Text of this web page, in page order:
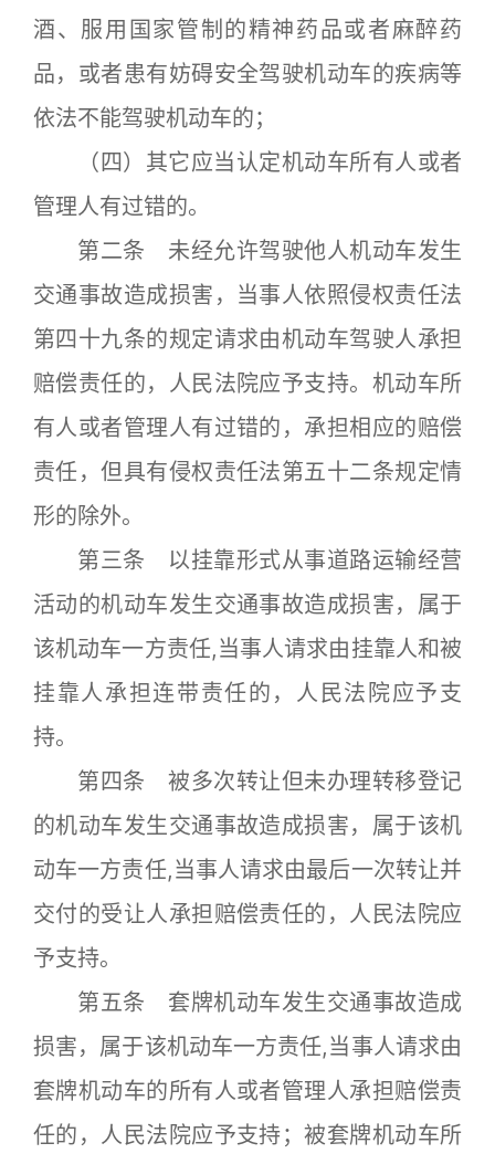
酒、服用国家管制的精神药品或者麻醉药
品，或者患有妨碍安全驾驶机动车的疾病等
依法不能驾驶机动车的；
（四）其它应当认定机动车所有人或者
管理人有过错的。
第二条 未经允许驾驶他人机动车发生
交通事故造成损害，当事人依照侵权责任法
第四十九条的规定请求由机动车驾驶人承担
赔偿责任的，人民法院应予支持。机动车所
有人或者管理人有过错的，承担相应的赔偿
责任，但具有侵权责任法第五十二条规定情
形的除外。
第三条 以挂靠形式从事道路运输经营
活动的机动车发生交通事故造成损害，属于
该机动车一方责任,当事人请求由挂靠人和被
挂靠人承担连带责任的，人民法院应予支
持。
第四条 被多次转让但未办理转移登记
的机动车发生交通事故造成损害，属于该机
动车一方责任,当事人请求由最后一次转让并
交付的受让人承担赔偿责任的，人民法院应
予支持。
第五条 套牌机动车发生交通事故造成
损害，属于该机动车一方责任,当事人请求由
套牌机动车的所有人或者管理人承担赔偿责
任的，人民法院应予支持；被套牌机动车所